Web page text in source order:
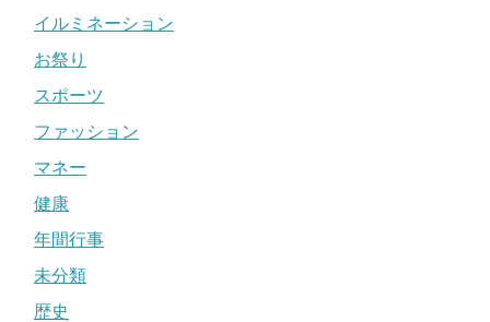
イルミネーション
お祭り
スポーツ
ファッション
マネー
健康
年間行事
未分類
歴史